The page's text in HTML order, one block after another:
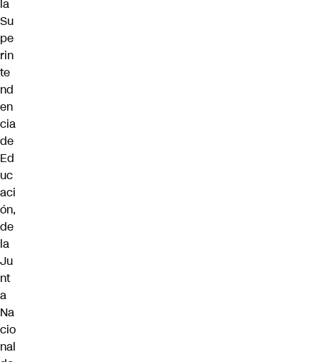
la
Su
pe
rin
te
nd
en
cia
de
Ed
uc
aci
ón,
de
la
Ju
nt
a
Na
cio
nal